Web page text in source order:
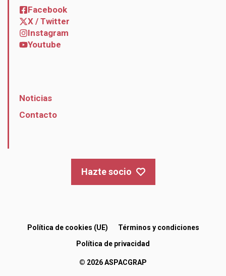
Facebook
X / Twitter
Instagram
Youtube
Noticias
Contacto
Hazte socio
Política de cookies (UE)
Términos y condiciones
Política de privacidad
© 2026 ASPACGRAP